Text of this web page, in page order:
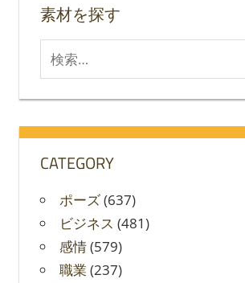
素材を探す
索
対
CATEGORY
ポーズ(637)
ビジネス (481)
感情(579)
職業 (237)